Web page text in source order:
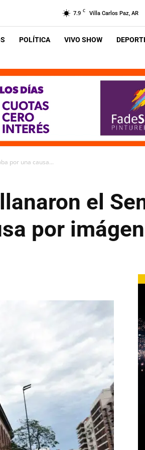
7.9 C Villa Carlos Paz, AR
POLÍTICA VIVO SHOW
por una causa...
el
por